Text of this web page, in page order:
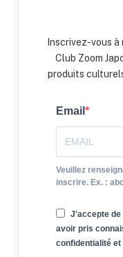
Inscrivez-vous
Club Zoom
produits
Email
Veuillez
inscrire. Ex. :
J'accepte
avoir pris
confidentialité